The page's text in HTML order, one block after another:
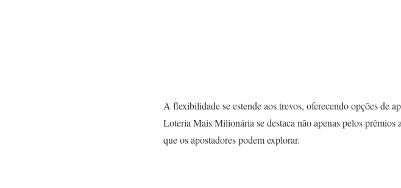
A flexibilidade se estende aos trevos, oferecendo opções de
Loteria Mais Milionária se destaca não apenas pelos prêmios
que os apostadores podem explorar.